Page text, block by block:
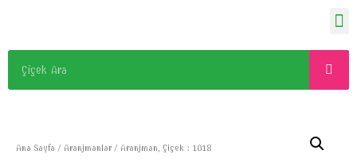
Ana Sayfa / Aranjmanlar/ Aranjman, Çiçek : 1018